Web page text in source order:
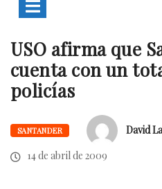
Home Santander
USO afirma que
cuenta con un
policías
SANTANDER
David
14 de abril de 2009